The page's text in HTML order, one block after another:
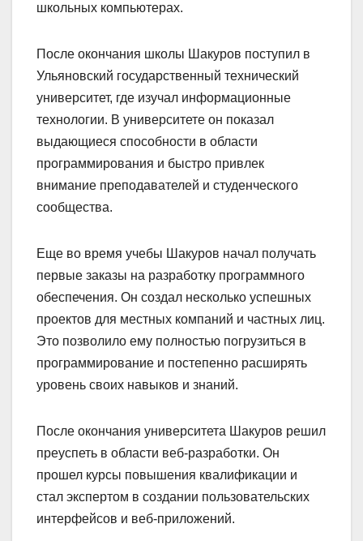
школьных компьютерах.
После окончания школы Шакуров поступил в
Ульяновский государственный технический
университет, где изучал информационные
технологии. В университете он показал
выдающиеся способности в области
программирования и быстро привлек
внимание преподавателей и студенческого
сообщества.
Еще во время учебы Шакуров начал получать
первые заказы на разработку программного
обеспечения. Он создал несколько успешных
проектов для местных компаний и частных лиц.
Это позволило ему полностью погрузиться в
программирование и постепенно расширять
уровень своих навыков и знаний.
После окончания университета Шакуров решил
преуспеть в области веб-разработки. Он
прошел курсы повышения квалификации и
стал экспертом в создании пользовательских
интерфейсов и веб-приложений.